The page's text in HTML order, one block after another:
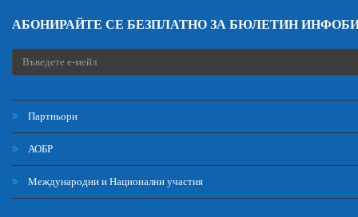
АБОНИРАЙТЕ СЕ БЕЗПЛАТНО ЗА БЮЛЕТИН
Партньори
АОБР
Международни и Национални участия